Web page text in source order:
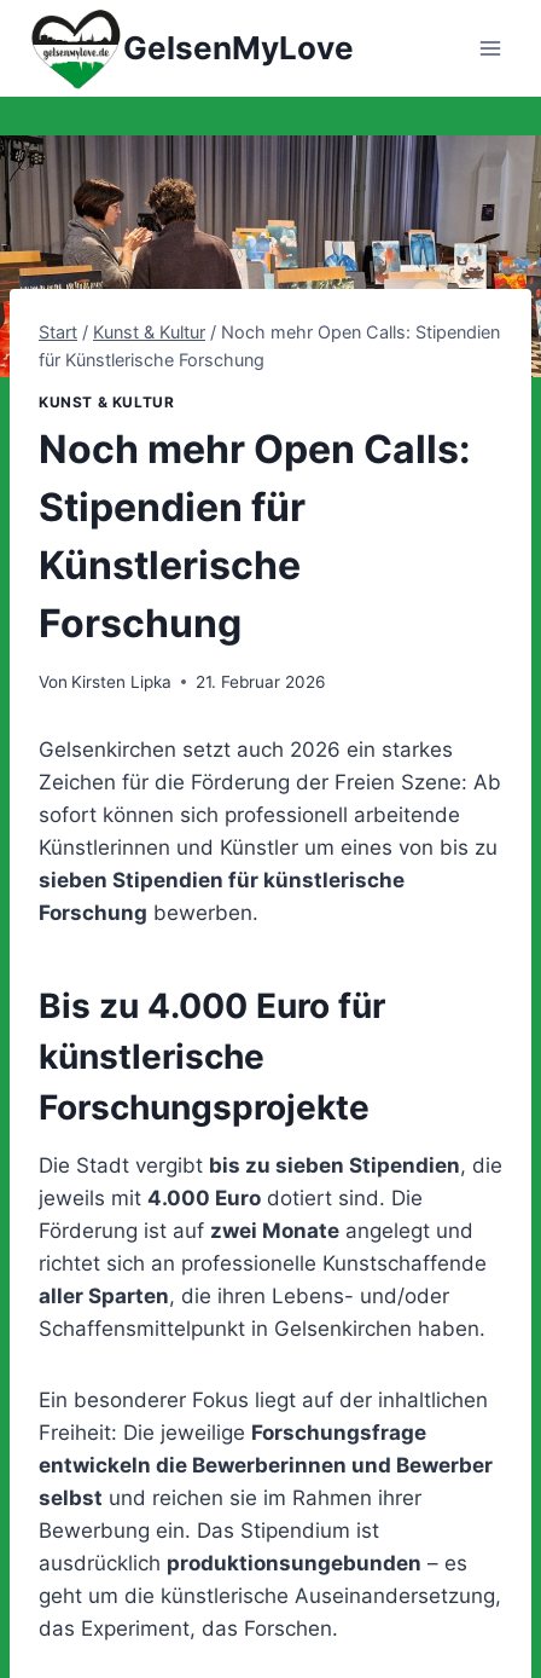
Zum
Inhalt
springen
GelsenMyLove
Start / Kunst & Kultur / Noch mehr Open Calls: Stipendien
für Künstlerische Forschung
KUNST & KULTUR
Noch mehr Open Calls:
Stipendien für
Künstlerische
Forschung
Von Kirsten Lipka 21. Februar 2026
Gelsenkirchen setzt auch 2026 ein starkes
Zeichen für die Förderung der Freien Szene: Ab
sofort können sich professionell arbeitende
Künstlerinnen und Künstler um eines von bis zu
sieben Stipendien für künstlerische
Forschung bewerben.
Bis zu 4.000 Euro für
künstlerische
Forschungsprojekte
Die Stadt vergibt bis zu sieben Stipendien, die
jeweils mit 4.000 Euro dotiert sind. Die
Förderung ist auf zwei Monate angelegt und
richtet sich an professionelle Kunstschaffende
aller Sparten, die ihren Lebens- und/oder
Schaffensmittelpunkt in Gelsenkirchen haben.
Ein besonderer Fokus liegt auf der inhaltlichen
Freiheit: Die jeweilige Forschungsfrage
entwickeln die Bewerberinnen und Bewerber
selbst und reichen sie im Rahmen ihrer
Bewerbung ein. Das Stipendium ist
ausdrücklich produktionsungebunden – es
geht um die künstlerische Auseinandersetzung,
das Experiment, das Forschen.